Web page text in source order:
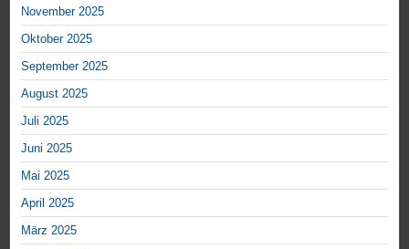
November 2025
Oktober 2025
September 2025
August 2025
Juli 2025
Juni 2025
Mai 2025
April 2025
März 2025